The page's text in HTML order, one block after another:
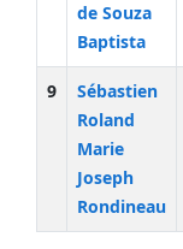
de Souza
Baptista
9
Sébastien
Roland
Marie
Joseph
Rondineau